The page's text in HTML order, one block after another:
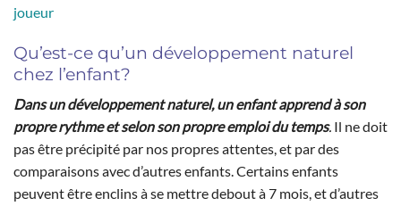
joueur
Qu’est-ce qu’un développement naturel
chez l’enfant?
Dans un développement naturel, un enfant apprend à son
propre rythme et selon son propre emploi du temps. Il ne doit
pas être précipité par nos propres attentes, et par des
comparaisons avec d’autres enfants. Certains enfants
peuvent être enclins à se mettre debout à 7 mois, et d’autres